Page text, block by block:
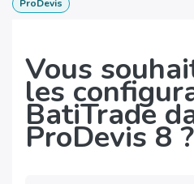
ProDevis
Vous
les
BatiTrade
ProDevis 8 ?